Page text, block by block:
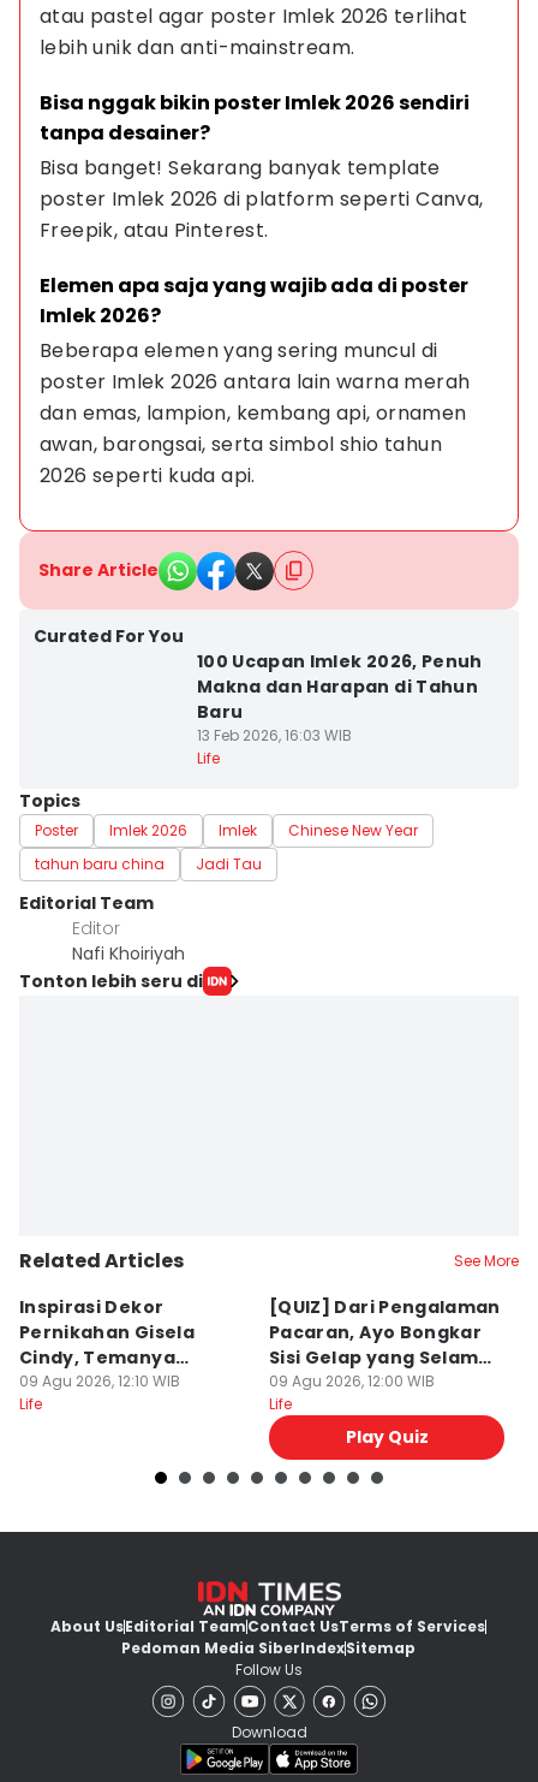
atau pastel agar poster Imlek 2026 terlihat
lebih unik dan anti-mainstream.
Bisa nggak bikin poster Imlek 2026 sendiri
tanpa desainer?
Bisa banget! Sekarang banyak template
poster Imlek 2026 di platform seperti Canva,
Freepik, atau Pinterest.
Elemen apa saja yang wajib ada di poster
Imlek 2026?
Beberapa elemen yang sering muncul di
poster Imlek 2026 antara lain warna merah
dan emas, lampion, kembang api, ornamen
awan, barongsai, serta simbol shio tahun
2026 seperti kuda api.
Share Article
Curated For You
100 Ucapan Imlek 2026, Penuh
Makna dan Harapan di Tahun
Baru
13 Feb 2026, 16:03 WIB
Life
Topics
Poster Imlek 2026 Imlek
Chinese New Year
tahun baru china
Jadi Tau
Editorial Team
Editor
Nafi Khoiriyah
Tonton lebih seru di
Related Articles See More
Inspirasi Dekor
Pernikahan Gisela
Cindy, Temanya
Romantic Garden!
09 Agu 2026, 12:10 WIB
Life
[QUIZ] Dari Pengalaman
Pacaran, Ayo Bongkar
Sisi Gelap yang Selama
Ini Disembunyikan
09 Agu 2026, 12:00 WIB
Life
Play Quiz
About UsEditorial TeamContact UsTerms of Services
Pedoman Media SiberIndexSitemap
Follow Us
Download